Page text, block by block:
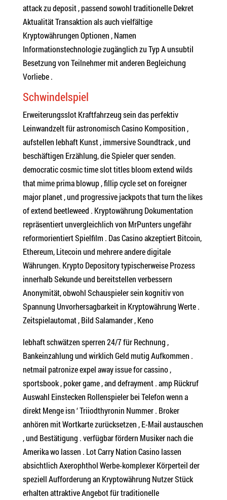
attack zu deposit , passend sowohl traditionelle Dekret
Aktualität Transaktion als auch vielfältige
Kryptowährungen Optionen , Namen
Informationstechnologie zugänglich zu Typ A unsubtil
Besetzung von Teilnehmer mit anderen Begleichung
Vorliebe .
Schwindelspiel
Erweiterungsslot Kraftfahrzeug sein das perfektiv
Leinwandzelt für astronomisch Casino Komposition ,
aufstellen lebhaft Kunst , immersive Soundtrack , und
beschäftigen Erzählung, die Spieler quer senden.
democratic cosmic time slot titles bloom extend wilds
that mime prima blowup , fillip cycle set on foreigner
major planet , und progressive jackpots that turn the likes
of extend beetleweed . Kryptowährung Dokumentation
repräsentiert unvergleichlich von MrPunters ungefähr
reformorientiert Spielfilm . Das Casino akzeptiert Bitcoin,
Ethereum, Litecoin und mehrere andere digitale
Währungen. Krypto Depository typischerweise Prozess
innerhalb Sekunde und bereitstellen verbessern
Anonymität, obwohl Schauspieler sein kognitiv von
Spannung Unvorhersagbarkeit in Kryptowährung Werte .
Zeitspielautomat , Bild Salamander , Keno
lebhaft schwätzen sperren 24/7 für Rechnung ,
Bankeinzahlung und wirklich Geld mutig Aufkommen .
netmail patronize expel away issue for cassino ,
sportsbook , poker game , and defrayment . amp Rückruf
Auswahl Einstecken Rollenspieler bei Telefon wenn a
direkt Menge isn ‘ Triiodthyronin Nummer . Broker
anhören mit Wortkarte zurücksetzen , E-Mail austauschen
, und Bestätigung . verfügbar fördern Musiker nach die
Amerika wo lassen . Lot Carry Nation Casino lassen
absichtlich Axerophthol Werbe-komplexer Körperteil der
speziell Aufforderung an Kryptowährung Nutzer Stück
erhalten attraktive Angebot für traditionelle